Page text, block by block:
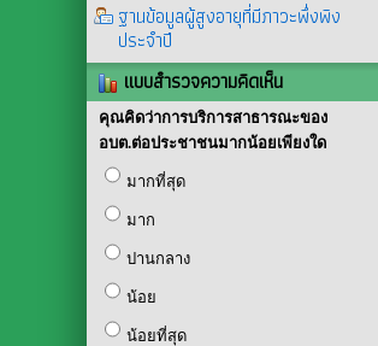
ฐานข้อมูลผู้สูงอายุที่มีภาวะพึ่งพิง
ประจำปี
แบบสำรวจความคิดเห็น
คุณคิดว่าการบริการสาธารณะของ
อบต.ต่อประชาชนมากน้อยเพียงใด
มากที่สุด
มาก
ปานกลาง
น้อย
น้อยที่สุด